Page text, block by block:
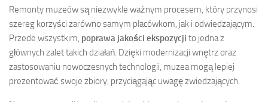
Remonty muzeów są niezwykle ważnym procesem, który przynosi
szereg korzyści zarówno samym placówkom, jak i odwiedzającym.
Przede wszystkim, poprawa jakości ekspozycji to jedna z
głównych zalet takich działań. Dzięki modernizacji wnętrz oraz
zastosowaniu nowoczesnych technologii, muzea mogą lepiej
prezentować swoje zbiory, przyciągając uwagę zwiedzających.